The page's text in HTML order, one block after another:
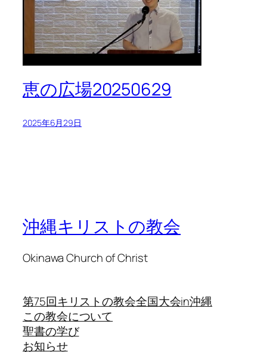
恵の広場20250629
2025年6月29日
沖縄キリストの教会
Okinawa Church of Christ
第75回キリストの教会全国大会in沖縄
この教会について
聖書の学び
お知らせ